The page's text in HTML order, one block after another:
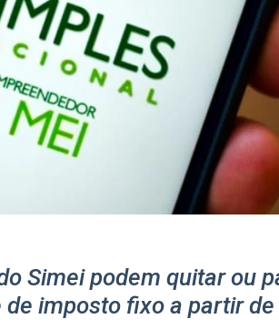
Simei podem quitar ou
imposto fixo a partir de